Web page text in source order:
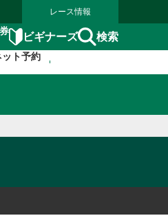
レース情報
ビギナーズ 検索
ト予約